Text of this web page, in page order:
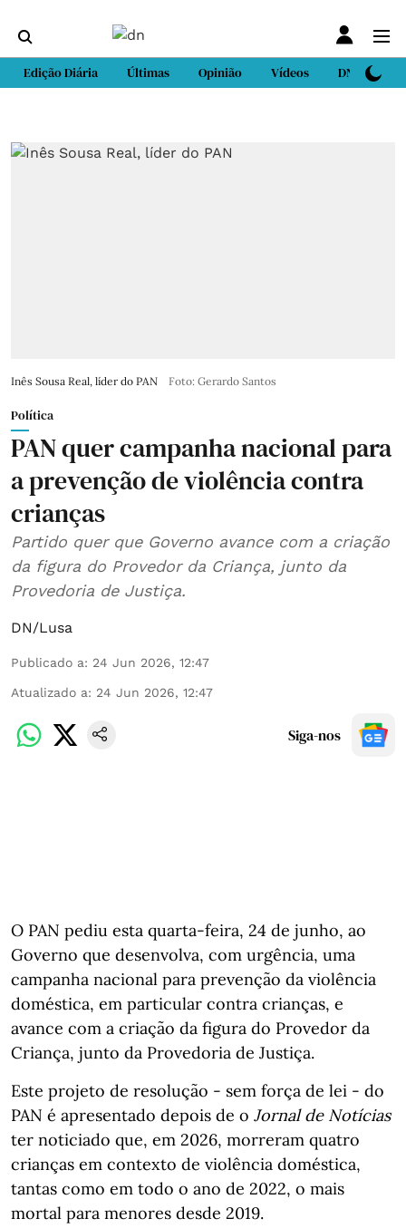
Edição Diária Últimas Opinião Vídeos DN Sport
Inês Sousa Real, líder do PAN Foto: Gerardo Santos
Política
PAN quer campanha nacional para
a prevenção de violência contra
crianças
Partido quer que Governo avance com a criação
da figura do Provedor da Criança, junto da
Provedoria de Justiça.
DN/Lusa
Publicado a: 24 Jun 2026, 12:47
Atualizado a: 24 Jun 2026, 12:47
Siga-nos
O PAN pediu esta quarta-feira, 24 de junho, ao
Governo que desenvolva, com urgência, uma
campanha nacional para prevenção da violência
doméstica, em particular contra crianças, e
avance com a criação da figura do Provedor da
Criança, junto da Provedoria de Justiça.
Este projeto de resolução - sem força de lei - do
PAN é apresentado depois de o Jornal de Notícias
ter noticiado que, em 2026, morreram quatro
crianças em contexto de violência doméstica,
tantas como em todo o ano de 2022, o mais
mortal para menores desde 2019.